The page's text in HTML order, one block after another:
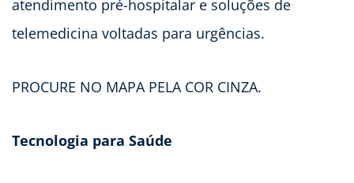
atendimento pré-hospitalar e soluções de
telemedicina voltadas para urgências.
PROCURE NO MAPA PELA COR CINZA.
Tecnologia para Saúde